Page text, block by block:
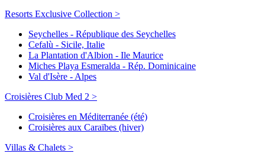
Resorts Exclusive Collection >
Seychelles - République des Seychelles
Cefalù - Sicile, Italie
La Plantation d'Albion - Ile Maurice
Miches Playa Esmeralda - Rép. Dominicaine
Val d'Isère - Alpes
Croisières Club Med 2 >
Croisières en Méditerranée (été)
Croisières aux Caraïbes (hiver)
Villas & Chalets >